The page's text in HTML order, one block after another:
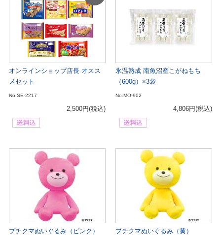
OUT
オンラインショップ店長 オスス
メセット
No.SE-2217
2,500円(税込)
氷温熟成 南魚沼産こがねもち
（600g）×3袋
No.MO-902
4,806円(税込)
プチクマぬいぐるみ（ピンク） プチクマぬいぐるみ（黄）